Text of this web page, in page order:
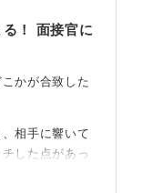
！ 面接官に
かが合致した
相手に響いて
した点があっ